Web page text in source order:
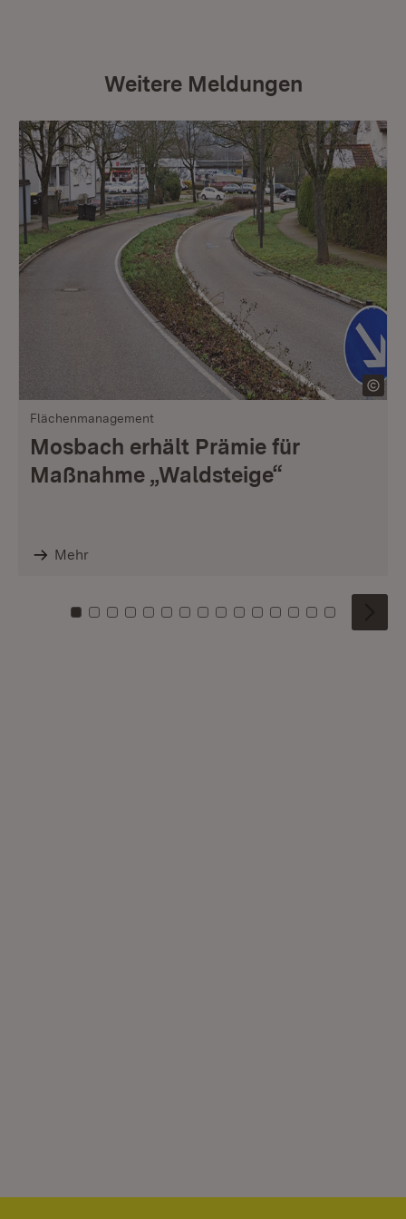
Weitere Meldungen
Flächenmanagement
Mosbach erhält Prämie für
Maßnahme „Waldsteige“
Mehr
Zu Kachel: 0
Zu Kachel: 1
Zu Kachel: 2
Zu Kachel: 3
Zu Kachel: 4
Zu Kachel: 5
Zu Kachel: 6
Zu Kachel: 7
Zu Kachel: 8
Zu Kachel: 9
Zu Kachel: 10
Zu Kachel: 11
Zu Kachel: 12
Zu Kachel:
Zu